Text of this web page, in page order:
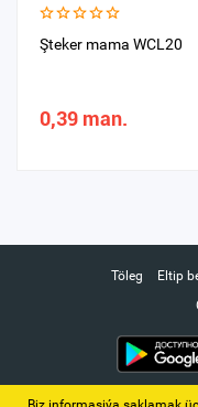
Şteker mama WCL20
0,39 man.
Töleg Eltip